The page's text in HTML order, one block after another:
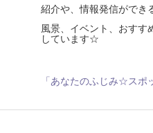
紹介や、情報発信ができ
風景、イベント、おす
しています☆
「あなたのふじみ☆スポ